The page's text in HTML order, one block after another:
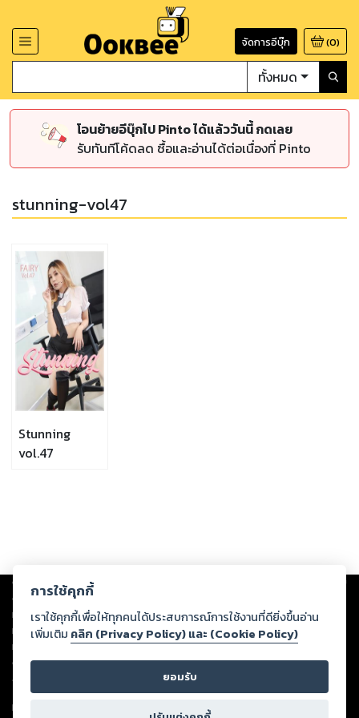
จัดการอีบุ๊ก (0)
ทั้งหมด
โอนย้ายอีบุ๊กไป Pinto ได้แล้ววันนี้ กดเลย
รับทันทีโค้ดลด ซื้อและอ่านได้ต่อเนื่องที่ Pinto
stunning-vol47
Stunning
vol.47
Copyright © 2026
ต่อผลงานหรือเนื้อหาใดที่อัปโหลดผ่านเว็บไซต์และปรากฏว่าละเมิดสิทธิใน
ทรัพย์สินทางปัญญาของบุคคลอื่นหรือขัดต่อกฎหมายและศีลธรรม ดังนั้น ผู้อ่าน
ทุกท่านโปรดใช้วิจารณญาณในการกลั่นกรองด้วยตนเอง และหากท่านพบว่าส่วน
หนึ่งส่วนใดขัดต่อกฎหมายและศีลธรรม กรุณาแจ้งมายังบริษัท เพื่อทีมงานจะได้
ดำเนินการในทันที ทั้งนี้ ทางสตอรี่ล็อกขอสงวนลิขสิทธิ์ตามพระราชบัญญัติ
ลิขสิทธิ์ พ.ศ. 2537 (ฉบับล่าสุด)
For support: member@ookbee.com
การใช้คุกกี้
เราใช้คุกกี้เพื่อให้ทุกคนได้ประสบการณ์การใช้งานที่ดียิ่งขึ้นอ่าน
เพิ่มเติม คลิก (Privacy Policy) และ (Cookie Policy)
ยอมรับ